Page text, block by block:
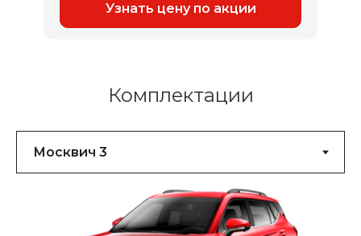
Узнать цену по акции
Комплектации